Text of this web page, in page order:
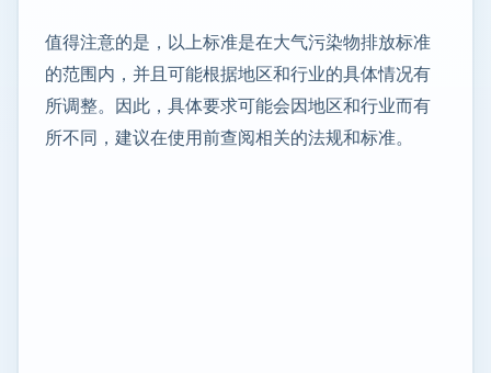
值得注意的是，以上标准是在大气污染物排放标准
的范围内，并且可能根据地区和行业的具体情况有
所调整。因此，具体要求可能会因地区和行业而有
所不同，建议在使用前查阅相关的法规和标准。